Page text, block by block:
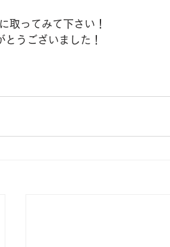
取ってみて下さい！
うございました！